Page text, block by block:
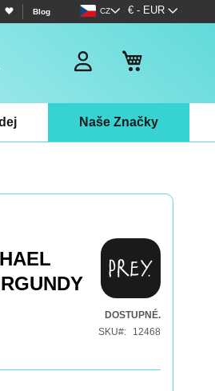
Měna
€ - EUR
Jazyk
CZ
Blog
Naše Značky
DOSTUPNÉ.
SKU
12468